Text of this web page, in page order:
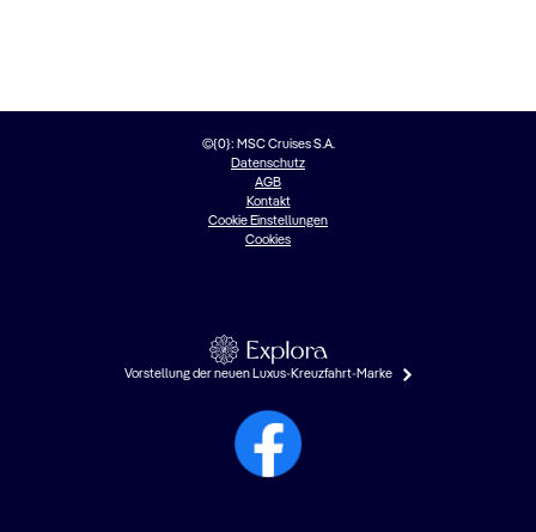
©{0}: MSC Cruises S.A.
Datenschutz
AGB
Kontakt
Cookie Einstellungen
Cookies
Vorstellung der neuen Luxus-Kreuzfahrt-Marke